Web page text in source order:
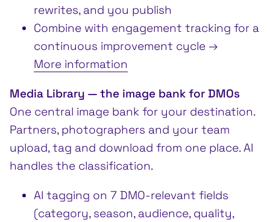
rewrites, and you publish
Combine with engagement tracking for a
continuous improvement cycle →
More information
Media Library — the image bank for DMOs
One central image bank for your destination.
Partners, photographers and your team
upload, tag and download from one place. AI
handles the classification.
AI tagging on 7 DMO-relevant fields
(category, season, audience, quality,